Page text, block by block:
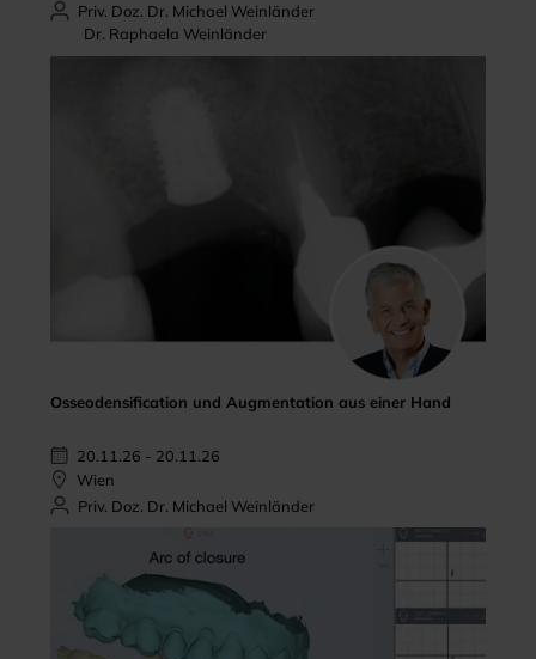
Priv. Doz. Dr. Michael Weinländer
Dr. Raphaela Weinländer
Osseodensification und Augmentation aus einer Hand
20.11.26 - 20.11.26
Wien
Priv. Doz. Dr. Michael Weinländer